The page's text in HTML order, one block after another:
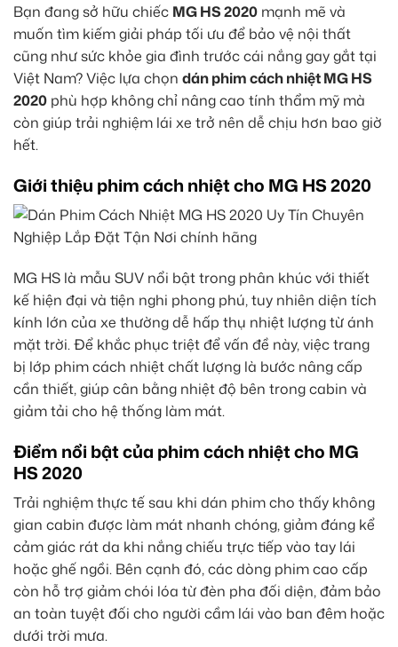
Bạn đang sở hữu chiếc MG HS 2020 mạnh mẽ và
muốn tìm kiếm giải pháp tối ưu để bảo vệ nội thất
cũng như sức khỏe gia đình trước cái nắng gay gắt tại
Việt Nam? Việc lựa chọn dán phim cách nhiệt MG HS
2020 phù hợp không chỉ nâng cao tính thẩm mỹ mà
còn giúp trải nghiệm lái xe trở nên dễ chịu hơn bao giờ
hết.
Giới thiệu phim cách nhiệt cho MG HS 2020
MG HS là mẫu SUV nổi bật trong phân khúc với thiết
kế hiện đại và tiện nghi phong phú, tuy nhiên diện tích
kính lớn của xe thường dễ hấp thụ nhiệt lượng từ ánh
mặt trời. Để khắc phục triệt để vấn đề này, việc trang
bị lớp phim cách nhiệt chất lượng là bước nâng cấp
cần thiết, giúp cân bằng nhiệt độ bên trong cabin và
giảm tải cho hệ thống làm mát.
Điểm nổi bật của phim cách nhiệt cho MG
HS 2020
Trải nghiệm thực tế sau khi dán phim cho thấy không
gian cabin được làm mát nhanh chóng, giảm đáng kể
cảm giác rát da khi nắng chiếu trực tiếp vào tay lái
hoặc ghế ngồi. Bên cạnh đó, các dòng phim cao cấp
còn hỗ trợ giảm chói lóa từ đèn pha đối diện, đảm bảo
an toàn tuyệt đối cho người cầm lái vào ban đêm hoặc
dưới trời mưa.